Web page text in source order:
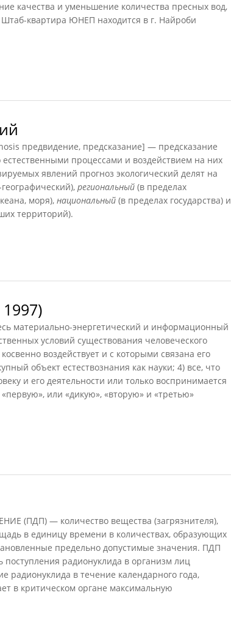
качества и уменьшение количества пресных вод,
квартира ЮНЕП находится в г. Найроби
предвидение, предсказание] — предсказание
естественными процессами и воздействием на них
явлений прогноз экологический делят на
региональный (в пределах
моря), национальный (в пределах государства) и
территорий).
материально-энергетический и информационный
условий существования человеческого
воздействует и с которыми связана его
объект естествознания как науки; 4) все, что
и его деятельности или только воспринимается
или «дикую», «вторую» и «третью»
(ПДП) — количество вещества (загрязнителя),
в единицу времени в количествах, образующих
предельно допустимые значения. ПДП
радионуклида в организм лиц
радионуклида в течение календарного года,
в критическом органе максимальную